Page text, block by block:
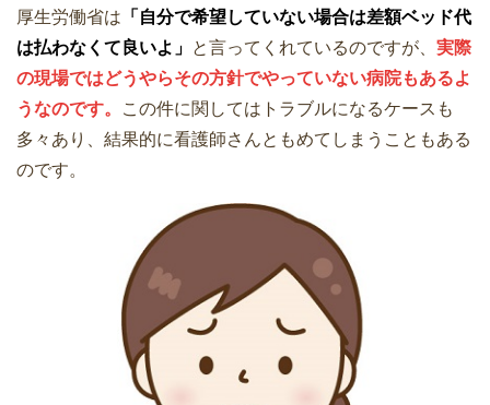
厚生労働省は 「自分で希望していない場合は差額ベッド代
は払わなくて良いよ」 と言ってくれているのですが、 実際
の現場ではどうやらその方針でやっていない病院もあるよ
うなのです。
この件に関してはトラブルになるケースも
多々あり、結果的に看護師さんともめてしまうこともある
のです。